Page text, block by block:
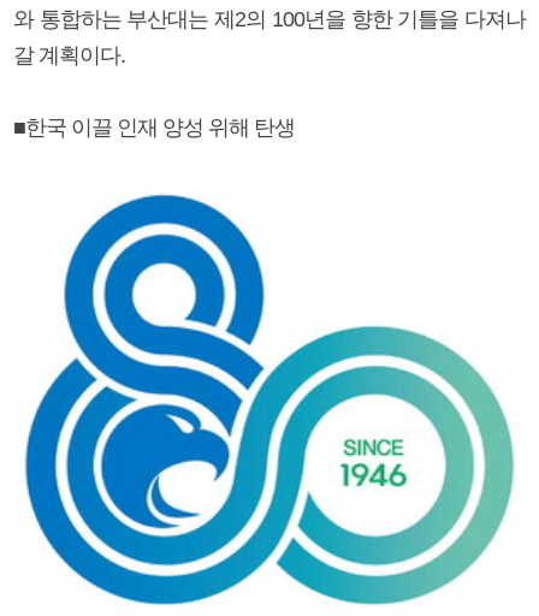
와 통합하는 부산대는 제2의 100년을 향한 기틀을 다져나
갈 계획이다.
■한국 이끌 인재 양성 위해 탄생